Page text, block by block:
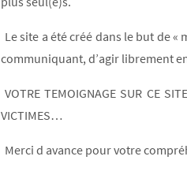
Le site a été créé dans le but de
communiquant, d’agir librement
VOTRE TEMOIGNAGE SUR CE
VICTIMES…
Merci d avance pour votre